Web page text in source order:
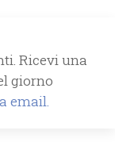
Ricevi una
giorno
email.